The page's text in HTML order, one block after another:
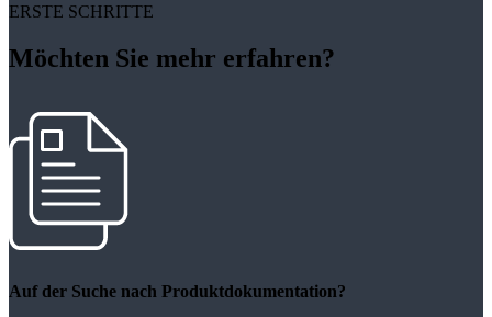
ERSTE SCHRITTE
Möchten Sie mehr erfahren?
Auf der Suche nach Produktdokumentation?